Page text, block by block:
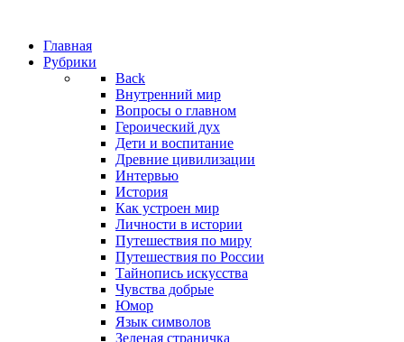
Главная
Рубрики
Back
Внутренний мир
Вопросы о главном
Героический дух
Дети и воспитание
Древние цивилизации
Интервью
История
Как устроен мир
Личности в истории
Путешествия по миру
Путешествия по России
Тайнопись искусства
Чувства добрые
Юмор
Язык символов
Зеленая страничка